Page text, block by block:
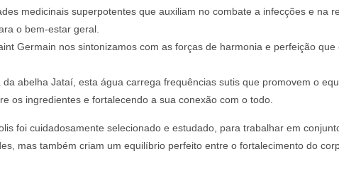
medicinais superpotentes que auxiliam no combate a infecções e na
o bem-estar geral.
Germain nos sintonizamos com as forças de harmonia e perfeição
abelha Jataí, esta água carrega frequências sutis que promovem o
os ingredientes e fortalecendo a sua conexão com o todo.
foi cuidadosamente selecionado e estudado, para trabalhar em
mas também criam um equilíbrio perfeito entre o fortalecimento do